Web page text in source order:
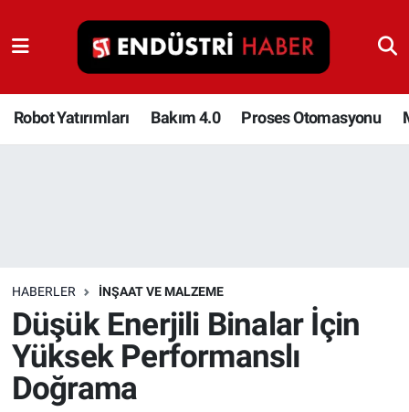
Robot Yatırımları Bakım 4.0 Proses Otomasyonu
HABERLER İNŞAAT VE MALZEME
Düşük Enerjili Binalar İçin
Yüksek Performanslı
Doğrama
Robot Yatırımları
Bakım 4.0
Depolama Çözümleri
İnşaat ve Malzeme
HaberOrtak